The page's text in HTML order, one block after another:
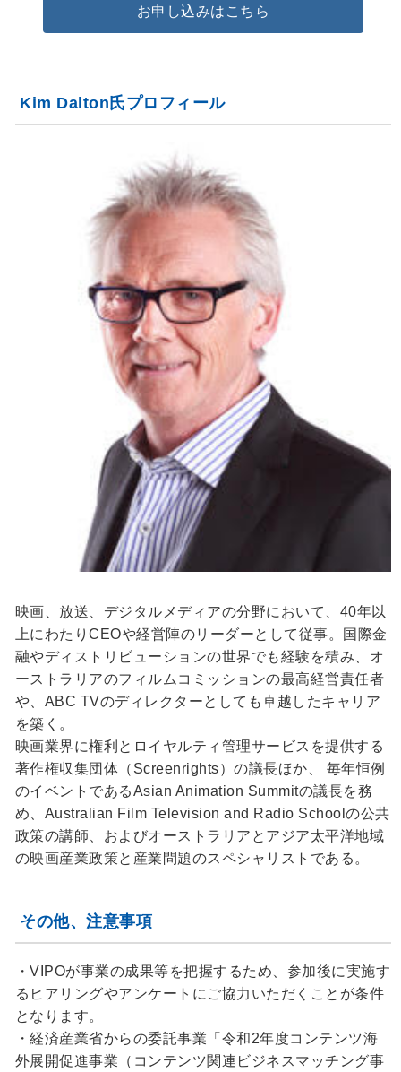
お申し込みはこちら
Kim Dalton氏プロフィール
映画、放送、デジタルメディアの分野において、40年以
上にわたりCEOや経営陣のリーダーとして従事。国際金
融やディストリビューションの世界でも経験を積み、オ
ーストラリアのフィルムコミッションの最高経営責任者
や、ABC TVのディレクターとしても卓越したキャリア
を築く。
映画業界に権利とロイヤルティ管理サービスを提供する
著作権収集団体（Screenrights）の議長ほか、 毎年恒例
のイベントであるAsian Animation Summitの議長を務
め、Australian Film Television and Radio Schoolの公共
政策の講師、およびオーストラリアとアジア太平洋地域
の映画産業政策と産業問題のスペシャリストである。
その他、注意事項
・VIPOが事業の成果等を把握するため、参加後に実施す
るヒアリングやアンケートにご協力いただくことが条件
となります。
・経済産業省からの委託事業「令和2年度コンテンツ海
外展開促進事業（コンテンツ関連ビジネスマッチング事